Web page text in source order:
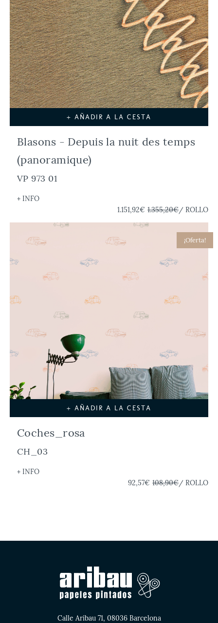
+ AÑADIR A LA CESTA
Blasons - Depuis la nuit des temps
(panoramique)
VP 973 01
+ INFO
1.151,92€ 1.355,20€/ ROLLO
¡Oferta!
+ AÑADIR A LA CESTA
Coches_rosa
CH_03
+ INFO
92,57€ 108,90€/ ROLLO
Calle Aribau 71, 08036 Barcelona